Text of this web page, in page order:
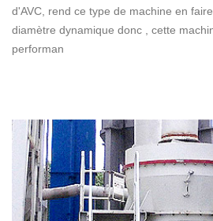
d'AVC, rend ce type de machine en
diamètre dynamique donc , cette
performan